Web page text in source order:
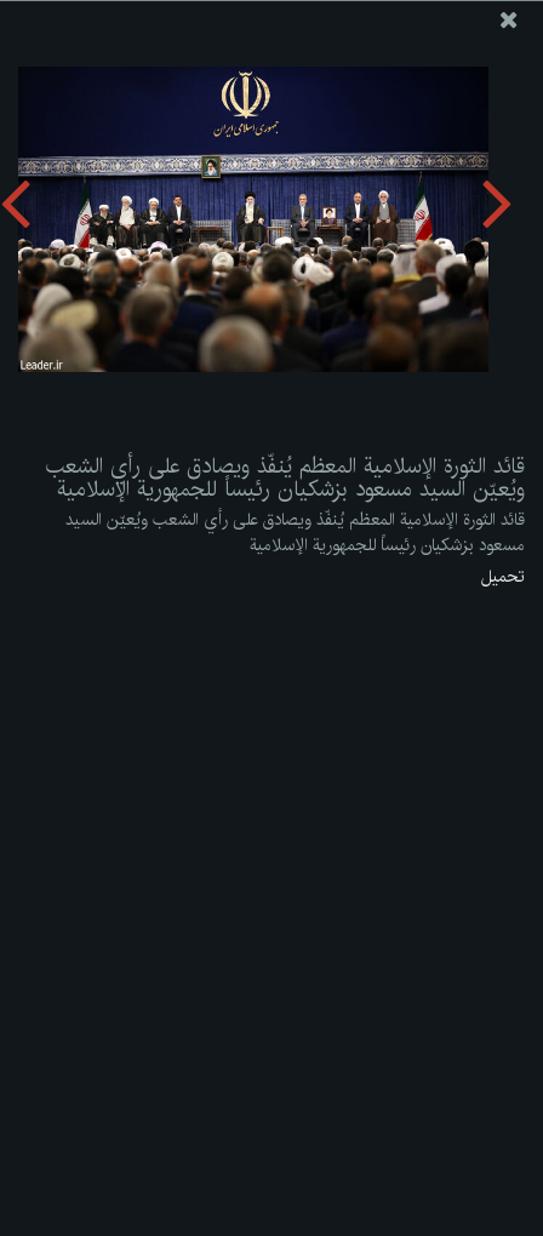
قائد الثورة الإسلامية المعظم يُنفّذ ويصادق على رأي الشعب
ويُعيّن السيد مسعود بزشكيان رئيساً للجمهورية الإسلامية
تحميل الألبوم:zip
قائد الثورة الإسلامية المعظم يُنفّذ ويصادق على رأي الشعب
ويُعيّن السيد مسعود بزشكيان رئيساً للجمهورية الإسلامية
قائد الثورة الإسلامية المعظم يُنفّذ ويصادق على رأي الشعب ويُعيّن السيد
مسعود بزشكيان رئيساً للجمهورية الإسلامية
تحميل